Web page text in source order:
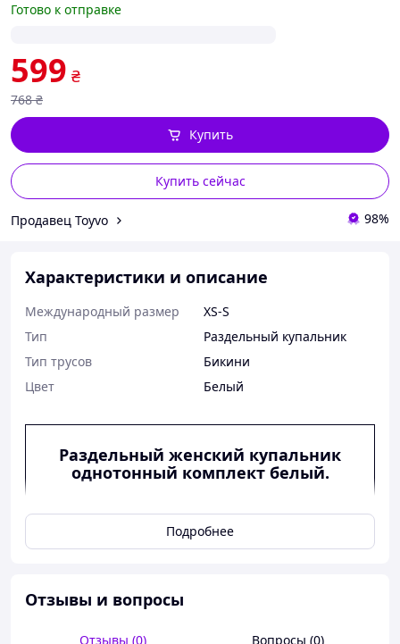
Готово к отправке
599 ₴
768 ₴
Купить сейчас
Купить
Продавец Toyvo 98%
Характеристики и описание
Международный размер
XS-S
Тип
Раздельный купальник
Тип трусов
Бикини
Цвет
Белый
Раздельный женский купальник
однотонный комплект белый.
Ефектний купальник жіночий роздільний на
зав'язках ідеальний для засмаги, плавання, водних
видів спорту та неповторних фотографій. Усередині
Подробнее
Отзывы и вопросы
Отзывы (0) Вопросы (0)